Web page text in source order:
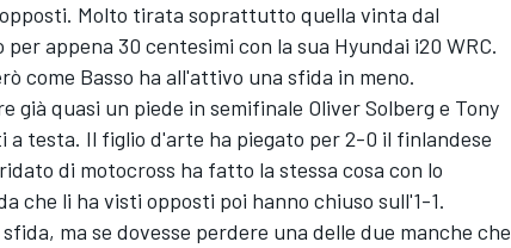
Molto tirata soprattutto quella vinta dal
appena 30 centesimi con la sua Hyundai i20 WRC.
come Basso ha all'attivo una sfida in meno.
già quasi un piede in semifinale Oliver Solberg e Tony
testa. Il figlio d'arte ha piegato per 2-0 il finlandese
di motocross ha fatto la stessa cosa con lo
che li ha visti opposti poi hanno chiuso sull'1-1.
ma se dovesse perdere una delle due manche che